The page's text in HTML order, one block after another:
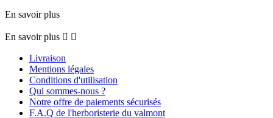
En savoir plus
En savoir plus  
Livraison
Mentions légales
Conditions d'utilisation
Qui sommes-nous ?
Notre offre de paiements sécurisés
F.A.Q de l'herboristerie du valmont